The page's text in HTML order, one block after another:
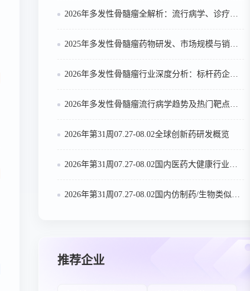
2026年多发性骨髓瘤全解析：流行病学、诊疗及医保政策梳理
2025年多发性骨髓瘤药物研发、市场规模与销售趋势全解析
2026年多发性骨髓瘤行业深度分析：标杆药企案例与技术迭代研判
2026年多发性骨髓瘤流行病学趋势及热门靶点药物市场表现洞察
2026年第31周07.27-08.02全球创新药研发概览
2026年第31周07.27-08.02国内医药大健康行业政策法规汇总
2026年第31周07.27-08.02国内仿制药/生物类似物申报/审批数据分析
推荐企业